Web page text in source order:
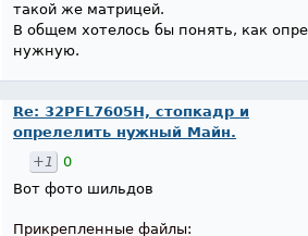
такой же матрицей.
В общем хотелось бы понять, как
нужную.
Re: 32PFL7605H, стопкадр и
опрелелить нужный Майн.
+1
0
Вот фото шильдов
Прикрепленные файлы: